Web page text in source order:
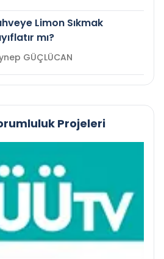
Limon Sıkmak
mı?
Zeynep GÜÇLÜCAN
Projeleri